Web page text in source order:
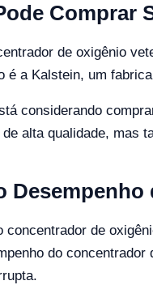
Comprar
de oxigênio
é a Kalstein, um
considerando
alta qualidade, mas
concentrador de
do